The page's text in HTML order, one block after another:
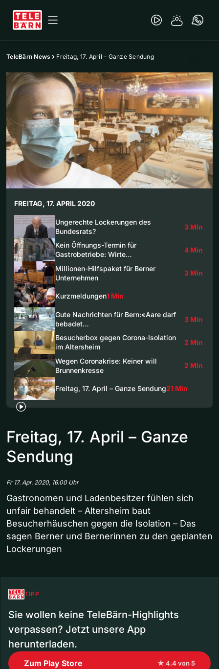
TeleBärn News Freitag, 17. April – Ganze Sendung
FREITAG, 17. APRIL 2020
Ungerechte Lockerungen des
Bundesrats?
3 Min
Kein Öffnungs-Termin für
Gastrobetriebe: Wirte…
4 Min
Millionen-Hilfspaket für Berner
Unternehmen
3 Min
Kurzmeldungen1 Min
Gute Nachrichten für Bern:«Aare darf
bebadet…
3 Min
Besucherbox gegen Corona-Isolation
im Altersheim
2 Min
Wegen Coronakrise: Keiner will
Brunnenkresse
2 Min
Freitag, 17. April – Ganze Sendung21 Min
Freitag, 17. April – Ganze
Sendung
Fr 17. Apr. 2020, 16.00 Uhr
Gastronomen und Ladenbesitzer fühlen sich
unfair behandelt – Altersheim baut
Besucherhäuschen gegen die Isolation – Das
sagen Berner und Bernerinnen zu den geplanten
Lockerungen
TIPP
Sie wollen keine TeleBärn-Highlights
verpassen? Jetzt unsere App
herunterladen.
Zum Play Store ★ 4.4 von 5